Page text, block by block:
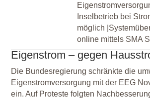
Inselbetrieb bei
möglich
online mittels SMA
Eigenstrom – gegen
Die Bundesregierung schränkte die
Eigenstromversorgung mit der EEG
ein. Auf Proteste folgten